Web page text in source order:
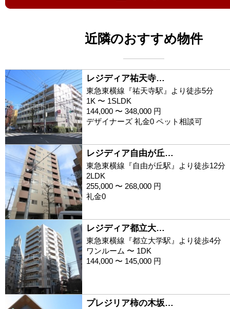
近隣のおすすめ物件
レジディア祐天寺…
東急東横線『祐天寺駅』より徒歩5分
1K 〜 1SLDK
144,000 〜 348,000 円
デザイナーズ 礼金0 ペット相談可
レジディア自由が丘…
東急東横線『自由が丘駅』より徒歩12分
2LDK
255,000 〜 268,000 円
礼金0
レジディア都立大…
東急東横線『都立大学駅』より徒歩4分
ワンルーム 〜 1DK
144,000 〜 145,000 円
プレジリア柿の木坂…